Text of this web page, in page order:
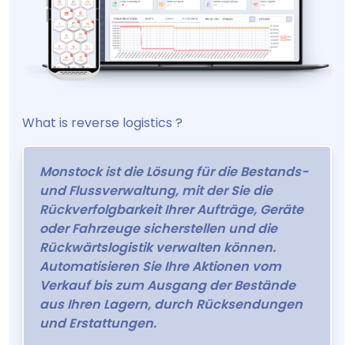
What is reverse logistics ?
Monstock ist die Lösung für die Bestands-
und Flussverwaltung, mit der Sie die
Rückverfolgbarkeit Ihrer Aufträge, Geräte
oder Fahrzeuge sicherstellen und die
Rückwärtslogistik verwalten können.
Automatisieren Sie Ihre Aktionen vom
Verkauf bis zum Ausgang der Bestände
aus Ihren Lagern, durch Rücksendungen
und Erstattungen.